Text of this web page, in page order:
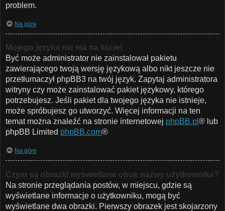
problem.
Na górę
Mojego języka nie ma na liście!
Być może administrator nie zainstalował pakietu
zawierającego twoją wersję językową albo nikt jeszcze nie
przetłumaczył phpBB3 na twój język. Zapytaj administratora
witryny czy może zainstalować pakiet językowy, którego
potrzebujesz. Jeśli pakiet dla twojego języka nie istnieje,
może spróbujesz go utworzyć. Więcej informacji na ten
temat można znaleźć na stronie internetowej phpBB.pl ® lub
phpBB Limited phpBB.com®
Na górę
Czym są obrazki wyświetlane obok nazwy użytkownika?
Na stronie przeglądania postów, w miejscu, gdzie są
wyświetlane informacje o użytkowniku, mogą być
wyświetlane dwa obrazki. Pierwszy obrazek jest skojarzony